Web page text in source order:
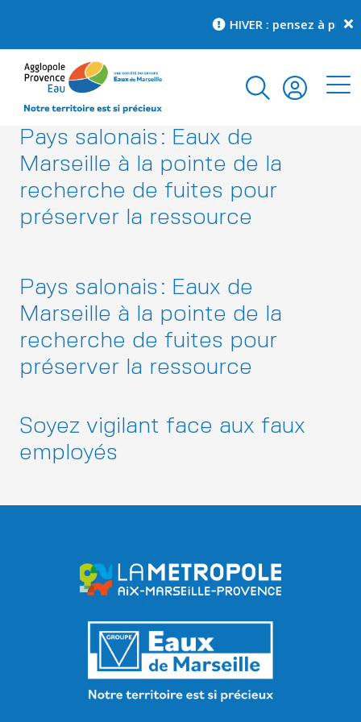
HIVER : pensez à
Pays salonais : Eaux de
Marseille à la pointe de la
recherche de fuites pour
préserver la ressource
Pays salonais : Eaux de
Marseille à la pointe de la
recherche de fuites pour
préserver la ressource
Soyez vigilant face aux faux
employés